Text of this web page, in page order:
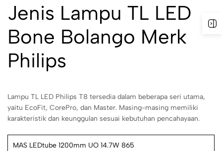
Jenis Lampu TL LED
Bone Bolango Merk
Philips
Lampu TL LED Philips T8 tersedia dalam beberapa seri utama,
yaitu EcoFit, CorePro, dan Master. Masing-masing memiliki
karakteristik dan keunggulan sesuai kebutuhan pencahayaan.
MAS LEDtube 1200mm UO 14.7W 865